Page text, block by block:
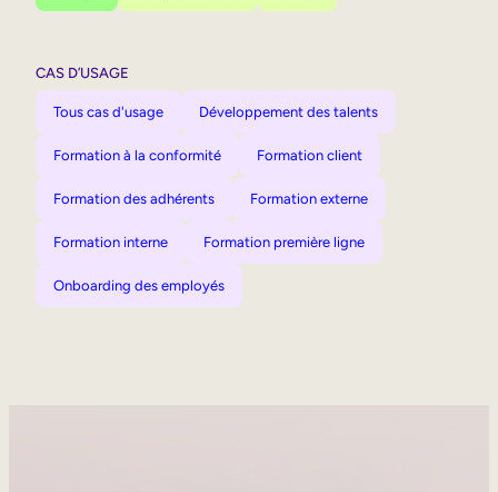
CAS D’USAGE
Tous cas d'usage Développement des talents
Formation à la conformité Formation client
Formation des adhérents Formation externe
Formation interne Formation première ligne
Onboarding des employés